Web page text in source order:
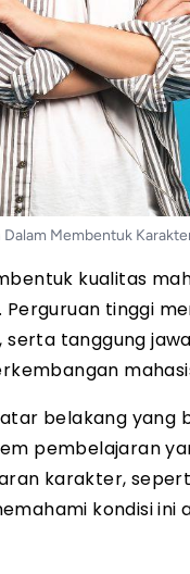
Membentuk
kualitas
tinggi
tanggung
belakang yang
pembelajaran
karakter,
kondisi